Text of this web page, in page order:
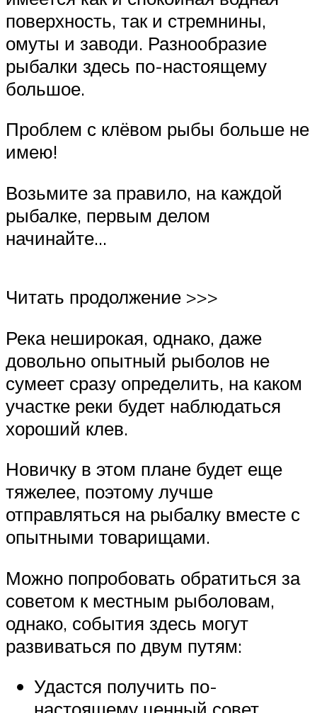
поверхность, так и стремнины,
омуты и заводи. Разнообразие
рыбалки здесь по-настоящему
большое.
Проблем с клёвом рыбы больше не
имею!
Возьмите за правило, на каждой
рыбалке, первым делом
начинайте…
Читать продолжение >>>
Река неширокая, однако, даже
довольно опытный рыболов не
сумеет сразу определить, на каком
участке реки будет наблюдаться
хороший клев.
Новичку в этом плане будет еще
тяжелее, поэтому лучше
отправляться на рыбалку вместе с
опытными товарищами.
Можно попробовать обратиться за
советом к местным рыболовам,
однако, события здесь могут
развиваться по двум путям:
Удастся получить по-